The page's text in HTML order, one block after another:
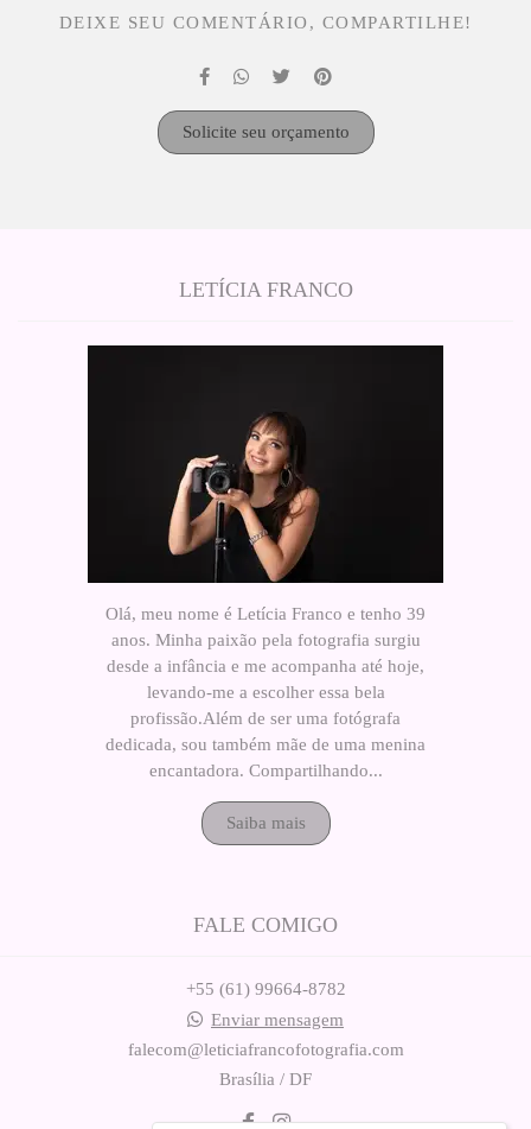
DEIXE SEU COMENTÁRIO, COMPARTILHE!
Solicite seu orçamento
LETÍCIA FRANCO
Olá, meu nome é Letícia Franco e tenho 39
anos. Minha paixão pela fotografia surgiu
desde a infância e me acompanha até hoje,
levando-me a escolher essa bela
profissão.Além de ser uma fotógrafa
dedicada, sou também mãe de uma menina
encantadora. Compartilhando...
Saiba mais
FALE COMIGO
+55 (61) 99664-8782
Enviar mensagem
falecom@leticiafrancofotografia.com
Brasília / DF